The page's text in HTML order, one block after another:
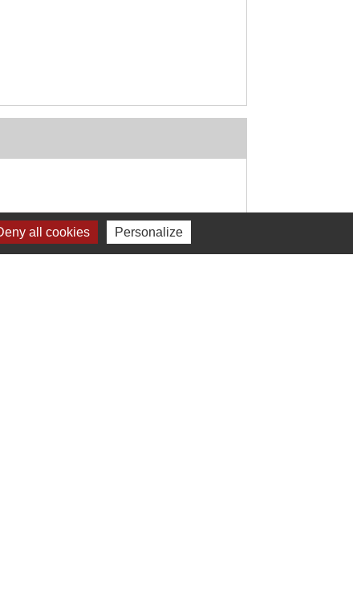
Signaler une erreur sur cette page
all cookies Personalize